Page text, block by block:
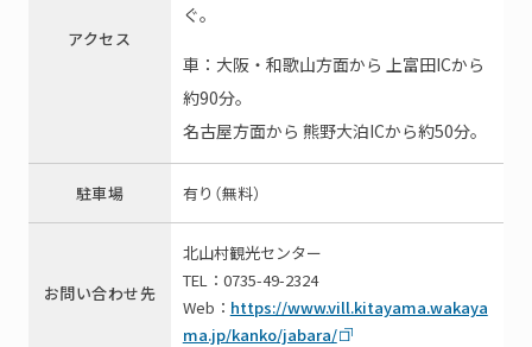
アクセス
ぐ。
車：大阪・和歌山方面から 上富田ICから
約90分。
名古屋方面から 熊野大泊ICから約50分。
駐車場 有り（無料）
お問い合わせ先
北山村観光センター
TEL：0735-49-2324
Web： https://www.vill.kitayama.wakaya
ma.jp/kanko/jabara/